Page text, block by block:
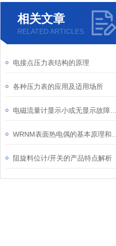
相关文章
RELATED ARTICLES
电接点压力表结构的原理
各种压力表的应用及适用场所
阻旋料位计/开关的产品特点解析